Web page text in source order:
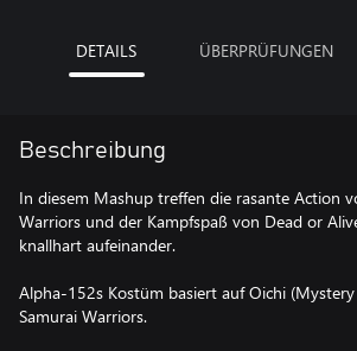
DETAILS ÜBERPRÜFUNGEN
Beschreibung
In diesem Mashup treffen die rasante Action
Warriors und der Kampfspaß von Dead or
knallhart aufeinander.
Alpha-152s Kostüm basiert auf Oichi
Samurai Warriors.